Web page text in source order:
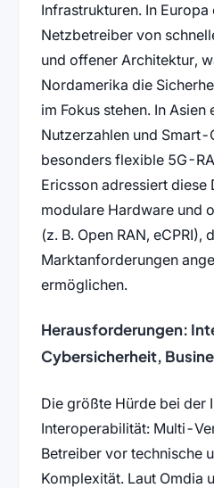
Infrastrukturen. In
Netzbetreiber von
und offener Architektur,
Nordamerika die
im Fokus stehen. In
Nutzerzahlen und
besonders flexible 5G-
Ericsson adressiert diese
modulare Hardware und
(z. B. Open RAN, eCPRI),
Marktanforderungen
ermöglichen.
Herausforderungen:
Cybersicherheit,
Die größte Hürde bei der
Interoperabilität: Multi-
Betreiber vor technische
Komplexität. Laut Omdia